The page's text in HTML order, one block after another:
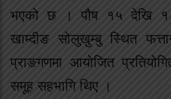
भएको छ । पौष १५ देखि
खाम्दीङ सोलुखुम्बु स्थित
प्राङगणमा आयोजित
समूह सहभागि थिए ।